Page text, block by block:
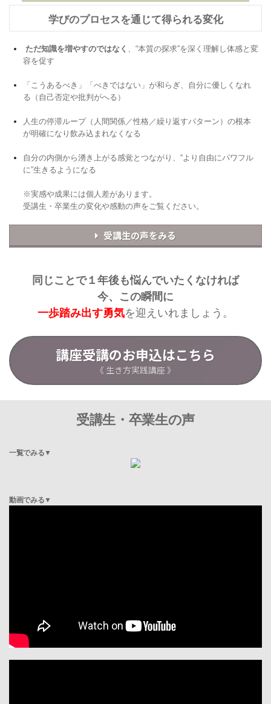
学びのプロセスを通じて得られる変化
ただ知識を増やすのではなく 、“本質の探求”を深く理解し体感と変
容を促す
「こうあるべき」「べきではない」が和らぎ、自分に優しくなれ
る（自己否定や批判がへる）
人生の停滞ループ（人間関係／性格／繰り返すパターン）の根本
が明確になり飲み込まれなくなる
自分の内側から湧き上がる感覚とつながり、“より自由にパワフル
に”生きるようになる
※実感や成果には個人差があります。
受講生・卒業生の変化や感動の声をご覧ください。
受講生の声をみる
同じことで１年後も悩んでいたくなければ
今、この瞬間に
一歩踏み出す勇気を迎えいれましょう。
講座受講のお申込はこちら
《 生き方実践講座 》
受講生・卒業生の声
一覧でみる▼
動画でみる▼